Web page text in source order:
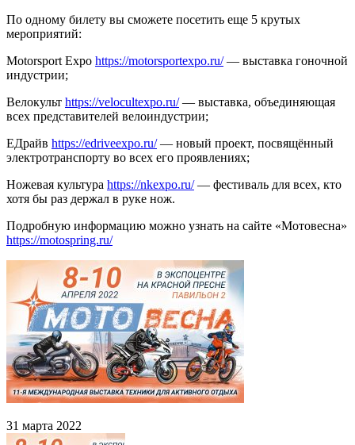
По одному билету вы сможете посетить еще 5 крутых
мероприятий:
Motorsport Expo https://motorsportexpo.ru/— выставка гоночной
индустрии;
Велокульт https://velocultexpo.ru/— выставка, объединяющая
всех представителей велоиндустрии;
ЕДрайв https://edriveexpo.ru/— новый проект, посвящённый
электротранспорту во всех его проявлениях;
Ножевая культура https://nkexpo.ru/— фестиваль для всех, кто
хотя бы раз держал в руке нож.
Подробную информацию можно узнать на сайте «Мотовесна»
https://motospring.ru/
31 марта 2022